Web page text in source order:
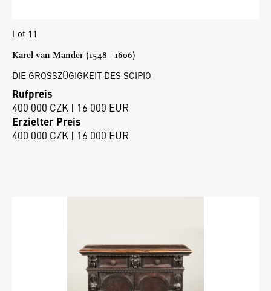
Lot 11
Karel van Mander (1548 - 1606)
DIE GROSSZÜGIGKEIT DES SCIPIO
Rufpreis
400 000 CZK | 16 000 EUR
Erzielter Preis
400 000 CZK | 16 000 EUR